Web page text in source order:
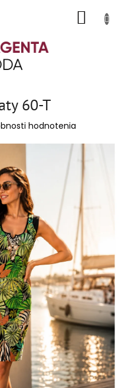
60-T
hodnotenia